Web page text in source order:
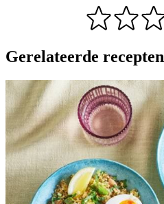
Gerelateerde recepten